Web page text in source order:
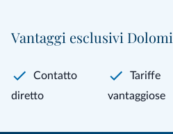
Vantaggi esclusivi
Contatto
diretto
Tariffe
vantaggiose